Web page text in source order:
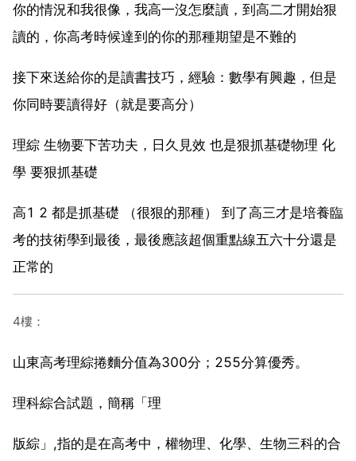
你的情況和我很像，我高一沒怎麼讀，到高二才開始狠
讀的，你高考時候達到的你的那種期望是不難的
接下來送給你的是讀書技巧，經驗：數學有興趣，但是
你同時要讀得好（就是要高分）
理綜 生物要下苦功夫，日久見效 也是狠抓基礎物理 化
學 要狠抓基礎
高1 2 都是抓基礎 （很狠的那種） 到了高三才是培養臨
考的技術學到最後，最後應該超個重點線五六十分還是
正常的
4樓：
山東高考理綜捲麵分值為300分；255分算優秀。
理科綜合試題，簡稱「理
版綜」,指的是在高考中，權物理、化學、生物三科的合